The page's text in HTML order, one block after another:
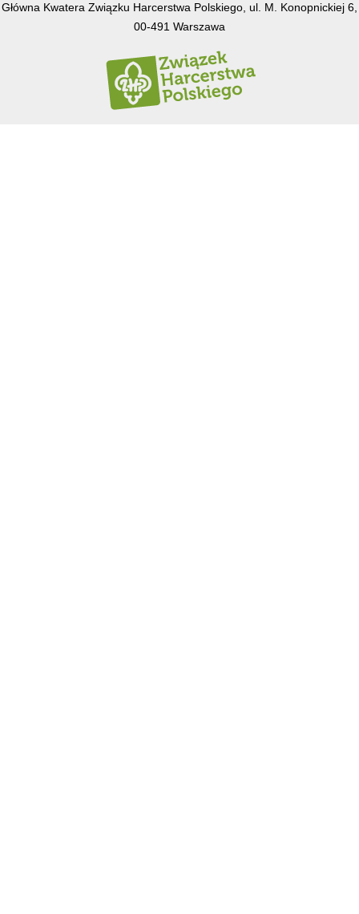
Główna Kwatera Związku Harcerstwa Polskiego, ul. M. Konopnickiej 6,
00-491 Warszawa